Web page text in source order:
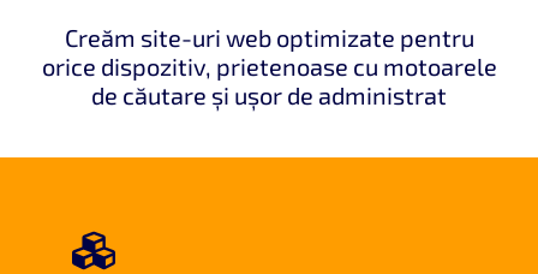
Creăm site-uri web optimizate pentru
orice dispozitiv, prietenoase cu motoarele
de căutare și ușor de administrat